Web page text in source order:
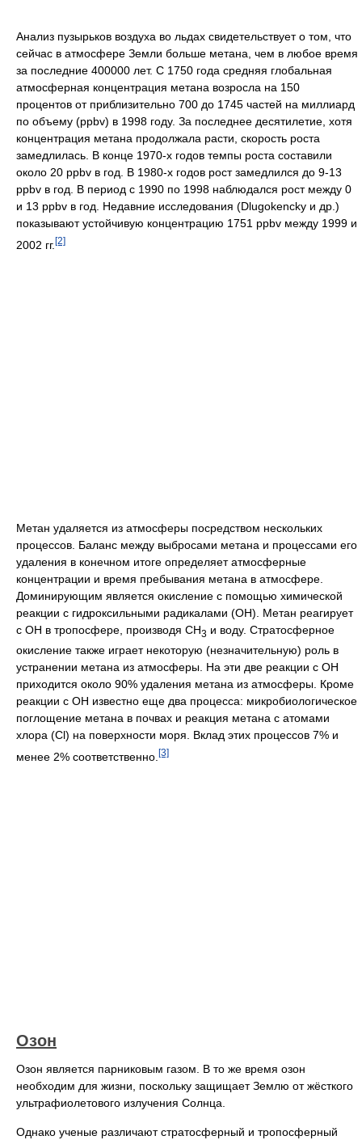
Анализ пузырьков воздуха во льдах свидетельствует о том, что
сейчас в атмосфере Земли больше метана, чем в любое время
за последние 400000 лет. С 1750 года средняя глобальная
атмосферная концентрация метана возросла на 150
процентов от приблизительно 700 до 1745 частей на миллиард
по объему (ppbv) в 1998 году. За последнее десятилетие, хотя
концентрация метана продолжала расти, скорость роста
замедлилась. В конце 1970-х годов темпы роста составили
около 20 ppbv в год. В 1980-х годов рост замедлился до 9-13
ppbv в год. В период с 1990 по 1998 наблюдался рост между 0
и 13 ppbv в год. Недавние исследования (Dlugokencky и др.)
показывают устойчивую концентрацию 1751 ppbv между 1999 и
2002 гг.[2]
Метан удаляется из атмосферы посредством нескольких
процессов. Баланс между выбросами метана и процессами его
удаления в конечном итоге определяет атмосферные
концентрации и время пребывания метана в атмосфере.
Доминирующим является окисление с помощью химической
реакции с гидроксильными радикалами (ОН). Метан реагирует
с ОН в тропосфере, производя СН3 и воду. Стратосферное
окисление также играет некоторую (незначительную) роль в
устранении метана из атмосферы. На эти две реакции с ОН
приходится около 90% удаления метана из атмосферы. Кроме
реакции с ОН известно еще два процесса: микробиологическое
поглощение метана в почвах и реакция метана с атомами
хлора (Cl) на поверхности моря. Вклад этих процессов 7% и
менее 2% соответственно. [3]
Озон
Озон является парниковым газом. В то же время озон
необходим для жизни, поскольку защищает Землю от жёсткого
ультрафиолетового излучения Солнца.
Однако ученые различают стратосферный и тропосферный